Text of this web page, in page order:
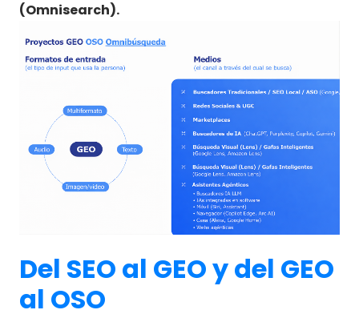
(Omnisearch).
Del SEO al GEO y del GEO
al OSO